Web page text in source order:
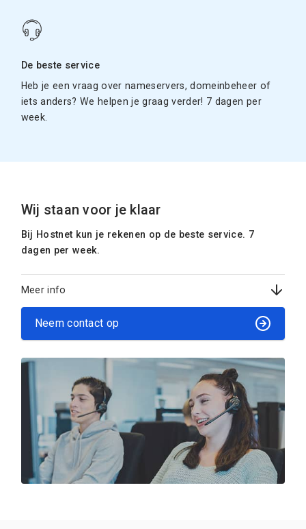
De beste service
Heb je een vraag over nameservers, domeinbeheer of
iets anders? We helpen je graag verder! 7 dagen per
week.
Wij staan voor je klaar
Bij Hostnet kun je rekenen op de beste service. 7
dagen per week.
Meer info
Neem contact op